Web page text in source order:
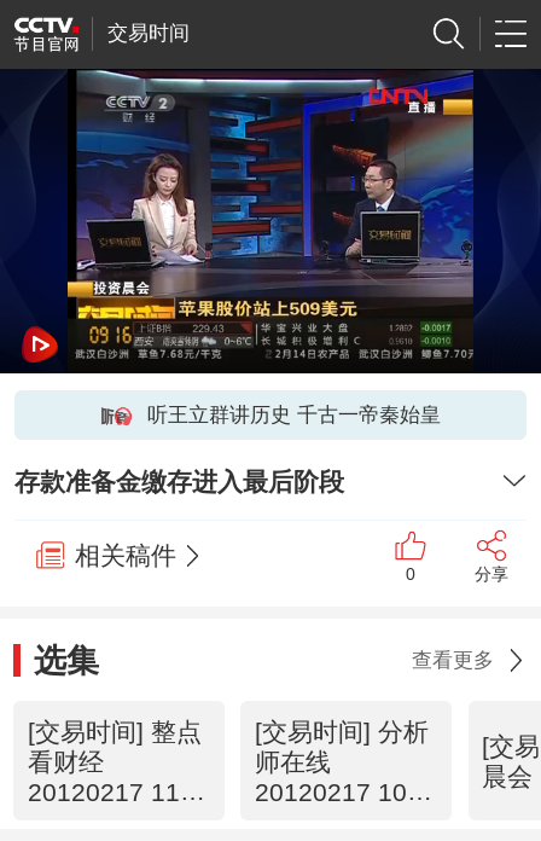
交易时间
听王立群讲历史 千古一帝秦始皇
存款准备金缴存进入最后阶段
相关稿件
0 分享
选集 查看更多
[交易时间] 整点
看财经
20120217 11：
[交易时间] 分析
师在线
20120217 10：
[交
晨